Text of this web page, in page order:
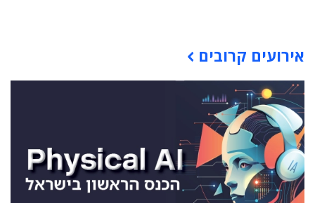
אירועים קרובים